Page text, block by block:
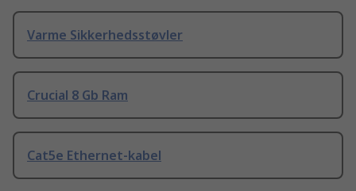
Varme Sikkerhedsstøvler
Crucial 8 Gb Ram
Cat5e Ethernet-kabel